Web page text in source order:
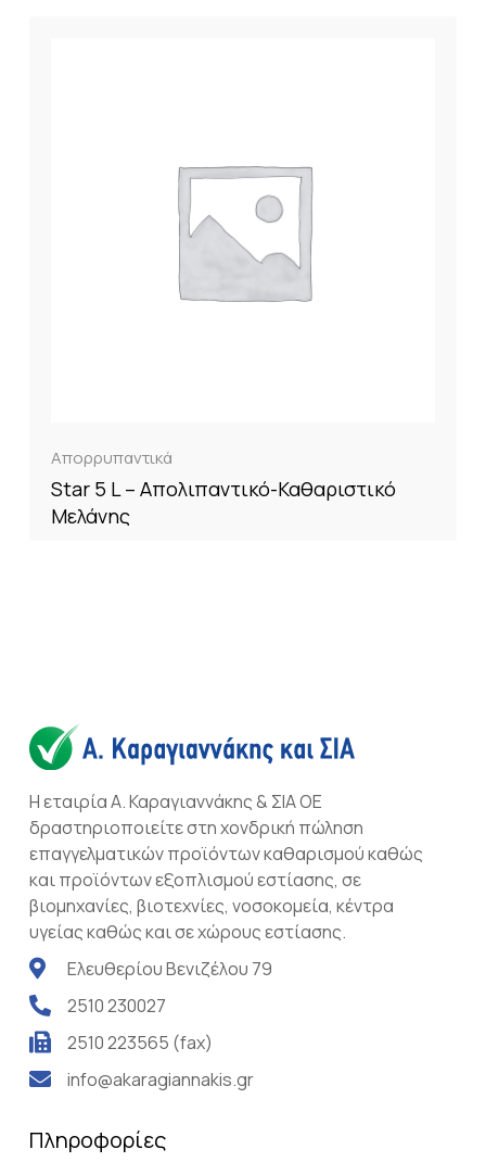
Απορρυπαντικά
Star 5 L – Απολιπαντικό-Καθαριστικό
Μελάνης
Η εταιρία Α. Καραγιαννάκης & ΣΙΑ ΟΕ
δραστηριοποιείτε στη χονδρική πώληση
επαγγελματικών προϊόντων καθαρισμού καθώς
και προϊόντων εξοπλισμού εστίασης, σε
βιομηχανίες, βιοτεχνίες, νοσοκομεία, κέντρα
υγείας καθώς και σε χώρους εστίασης.
Ελευθερίου Βενιζέλου 79
2510 230027
2510 223565 (fax)
info@akaragiannakis.gr
Πληροφορίες